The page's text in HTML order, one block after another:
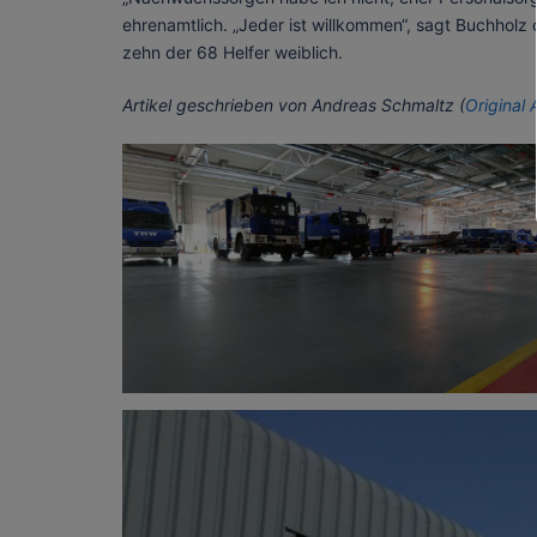
ehrenamtlich. „Jeder ist willkommen“, sagt
zehn der 68 Helfer weiblich.
Artikel geschrieben von Andreas Schmaltz (Original